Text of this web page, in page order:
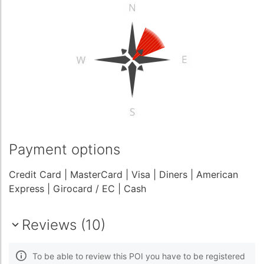
Payment options
Credit Card | MasterCard | Visa | Diners
| American
Express
| Girocard / EC | Cash
Reviews (10)
To be able to review this POI you have to be registered